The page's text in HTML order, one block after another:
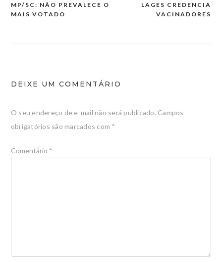
MP/SC: NÃO PREVALECE O
MAIS VOTADO
LAGES CREDENCIA
VACINADORES
DEIXE UM COMENTÁRIO
O seu endereço de e-mail não será publicado. Campos
obrigatórios são marcados com *
Comentário *